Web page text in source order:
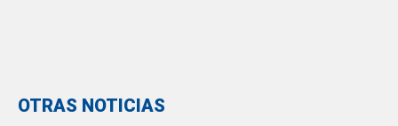
OTRAS NOTICIAS